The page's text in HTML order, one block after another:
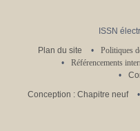
ISSN
Plan du site
Politiques
Référencements
Conception : Chapitre neuf